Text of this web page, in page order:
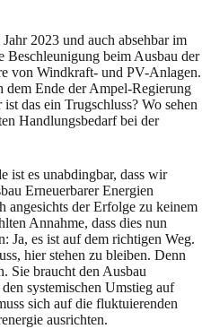
2023 und auch absehbar im
Beschleunigung beim Ausbau der
von Windkraft- und PV-Anlagen.
dem Ende der Ampel-Regierung
das ein Trugschluss? Wo sehen
Handlungsbedarf bei der
ist es unabdingbar, dass wir
Erneuerbarer Energien
angesichts der Erfolge zu keinem
Annahme, dass dies nun
Ja, es ist auf dem richtigen Weg.
hier stehen zu bleiben. Denn
Sie braucht den Ausbau
systemischen Umstieg auf
sich auf die fluktuierenden
ausrichten.